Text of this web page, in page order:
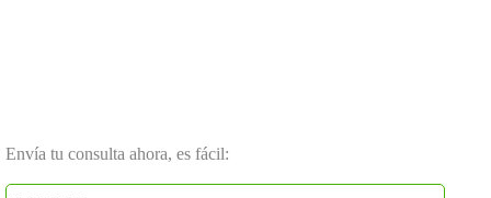
Envía tu consulta ahora, es fácil: